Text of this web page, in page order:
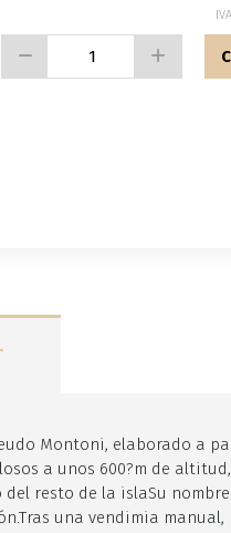
Montoni, elaborado a
a unos 600?m de altitud,
resto de la islaSu nombre
una vendimia manual,